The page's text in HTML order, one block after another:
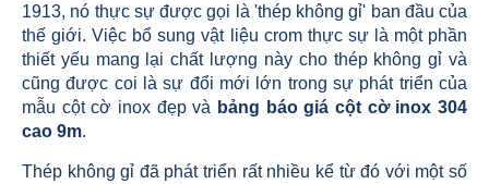
1913, nó thực sự được gọi là 'thép không gỉ' ban đầu của
thế giới. Việc bổ sung vật liệu crom thực sự là một phần
thiết yếu mang lại chất lượng này cho thép không gỉ và
cũng được coi là sự đổi mới lớn trong sự phát triển của
mẫu cột cờ inox đẹp và bảng báo giá cột cờ inox 304
cao 9m.
Thép không gỉ đã phát triển rất nhiều kể từ đó với một số